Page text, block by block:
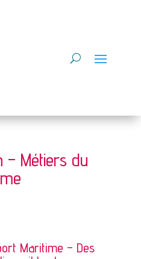
– Métiers du
Maritime – Des